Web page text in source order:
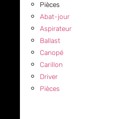
Pièces
Abat-jour
Aspirateur
Ballast
Canopé
Carillon
Driver
Pièces